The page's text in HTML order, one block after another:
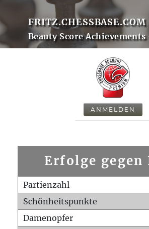
FRITZ.CHESSBASE.COM
Beauty Score
ANMELDEN
Erfolge gegen
Partienzahl
Schönheitspunkte
Damenopfer